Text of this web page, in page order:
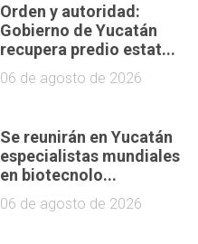
Orden y autoridad:
Gobierno de Yucatán
recupera predio estat...
06 de agosto de 2026
Se reunirán en Yucatán
especialistas mundiales
en biotecnolo...
06 de agosto de 2026